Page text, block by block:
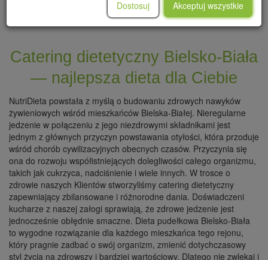
Catering dietetyczny Bielsko-Biała
— najlepsza dieta dla Ciebie
NutriDieta powstała z myślą o budowaniu zdrowych nawyków
żywieniowych wśród mieszkańców Bielska-Białej. Nieregularne
jedzenie w połączeniu z jego niezdrowymi składnikami jest
jednym z głównych przyczyn powstawania otyłości, która przoduje
wśród chorób cywilizacyjnych obecnych czasów. Przyczynia się
ona do rozwoju współistniejących dolegliwości całego organizmu,
takich jak cukrzyca, nadciśnienie i wiele innych. W trosce o
zdrowie naszych Klientów stworzyliśmy catering dietetyczny
zapewniający zbilansowane i różnorodne dania. Doświadczeni
kucharze z naszej załogi sprawiają, że zdrowe jedzenie jest
jednocześnie obłędnie smaczne. Dieta pudełkowa Bielsko-Biała
to wygodne rozwiązanie dla każdego mieszkańca tego rejonu,
który pragnie zadbać o swój organizm, zmienić dotychczasowy
styl życia na zdrowszy i bardziej wartościowy. Dlatego nie zwlekaj i
Dostosuj Akceptuj wszystkie